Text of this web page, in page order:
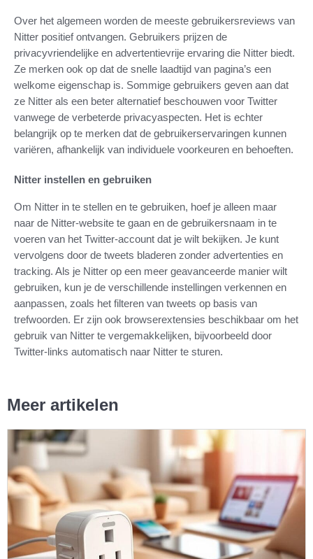
Over het algemeen worden de meeste gebruikersreviews van
Nitter positief ontvangen. Gebruikers prijzen de
privacyvriendelijke en advertentievrije ervaring die Nitter biedt.
Ze merken ook op dat de snelle laadtijd van pagina’s een
welkome eigenschap is. Sommige gebruikers geven aan dat
ze Nitter als een beter alternatief beschouwen voor Twitter
vanwege de verbeterde privacyaspecten. Het is echter
belangrijk op te merken dat de gebruikerservaringen kunnen
variëren, afhankelijk van individuele voorkeuren en behoeften.
Nitter instellen en gebruiken
Om Nitter in te stellen en te gebruiken, hoef je alleen maar
naar de Nitter-website te gaan en de gebruikersnaam in te
voeren van het Twitter-account dat je wilt bekijken. Je kunt
vervolgens door de tweets bladeren zonder advertenties en
tracking. Als je Nitter op een meer geavanceerde manier wilt
gebruiken, kun je de verschillende instellingen verkennen en
aanpassen, zoals het filteren van tweets op basis van
trefwoorden. Er zijn ook browserextensies beschikbaar om het
gebruik van Nitter te vergemakkelijken, bijvoorbeeld door
Twitter-links automatisch naar Nitter te sturen.
Meer artikelen